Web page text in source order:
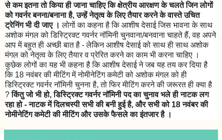
से कम इतना तो किया ही जाना चाहिए कि क्षेत्रीय आरक्षण के चलते जिन लोगों
को गवर्नर बनना/बनाना है, उन्हें नेतृत्व के लिए तैयार करने के वास्ते उचित
ट्रेनिंग भी दी जाए । लोगों का कहना है कि आशीष देसाई जिस भावना के साथ
अशोक मंगल को डिस्ट्रिक्ट गवर्नर नॉमिनी चुनवाना/बनवाना चाहते हैं, वह अपने
आप में बहुत ही अच्छी बात है - लेकिन आशीष देसाई को साथ ही साथ अशोक
मंगल को नेतृत्व के लिए तैयार व प्रेरित करने का काम भी करना चाहिए ।
कुछेक लोगों का यह भी कहना है कि आशीष देसाई ने जब यह तय कर दिया है
कि 18 नवंबर की मीटिंग में नोमीनेटिंग कमेटी को अशोक मंगल को ही
डिस्ट्रिक्ट गवर्नर नॉमिनी चुनना है, तो फिर मीटिंग करने की जरूरत ही क्या है
?किंतु जो भी हो, डिस्ट्रिक्ट गवर्नर नॉमिनी पद का चुनाव भले ही नाटक लग
रहा हो - नाटक में दिलचस्पी सभी की बनी हुई है, और सभी को 18 नवंबर की
नोमीनेटिंग कमेटी की मीटिंग और उसके फैसले का इंतजार है ।